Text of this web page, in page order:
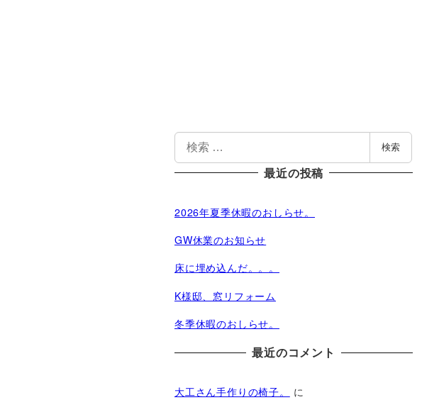
検
索
検索
最近の投稿
2026年夏季休暇のおしらせ。
GW休業のお知らせ
床に埋め込んだ。。。
K様邸、窓リフォーム
冬季休暇のおしらせ。
最近のコメント
大工さん手作りの椅子。
に